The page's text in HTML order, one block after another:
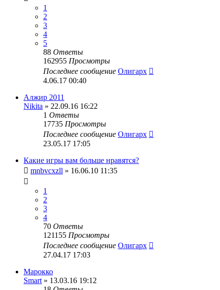
1
2
3
4
5
88 Ответы
162955 Просмотры
Последнее сообщение Олигарх
4.06.17 00:40
Алжир 2011
Nikita » 22.09.16 16:22
1 Ответы
17735 Просмотры
Последнее сообщение Олигарх
23.05.17 17:05
Какие игры вам больше нравятся?
mnbvcxzll » 16.06.10 11:35
1
2
3
4
70 Ответы
121155 Просмотры
Последнее сообщение Олигарх
27.04.17 17:03
Марокко
Smart » 13.03.16 19:12